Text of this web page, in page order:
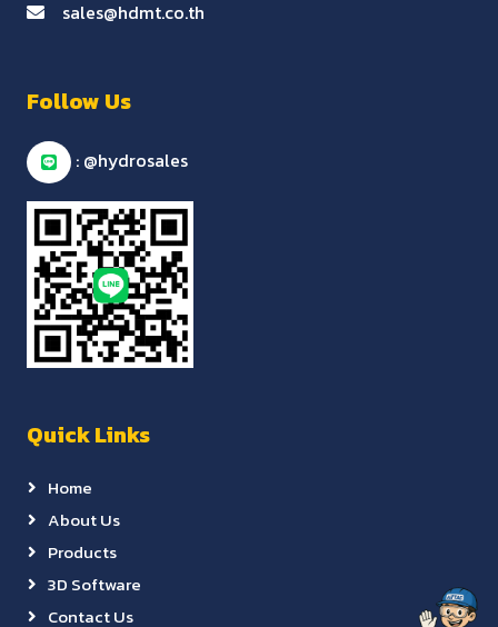
sales@hdmt.co.th
Follow Us
: @hydrosales
Quick Links
Home
About Us
Products
3D Software
Contact Us